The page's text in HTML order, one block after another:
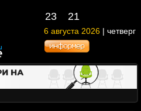
23 21
6 августа 2026 | четверг